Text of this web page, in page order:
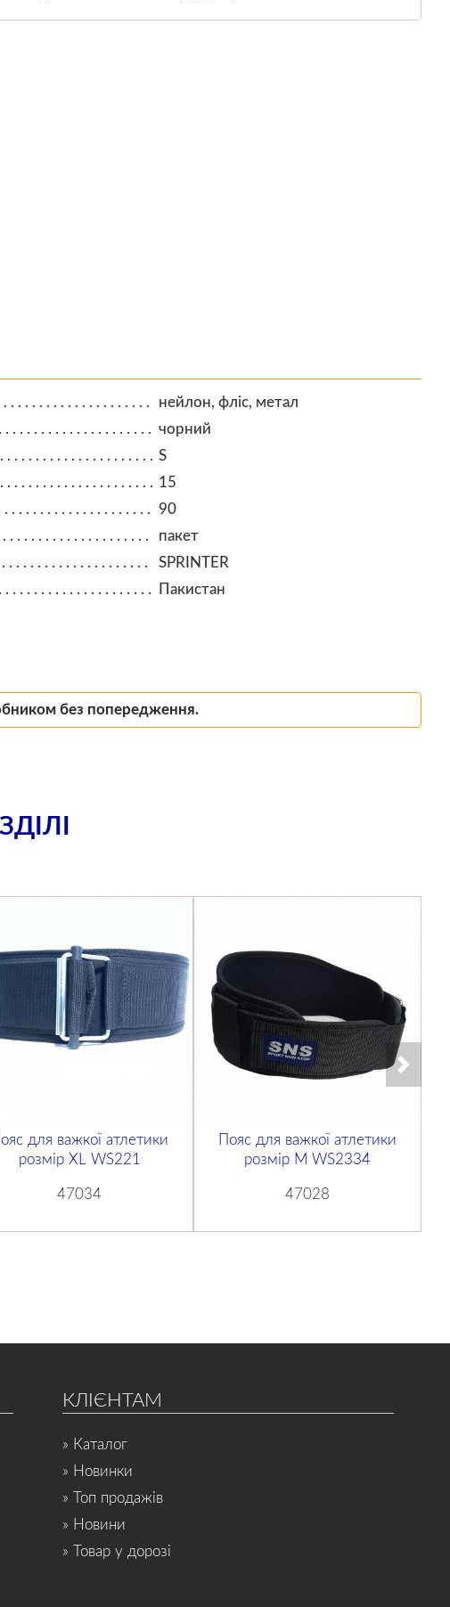
нейлон, фліс, метал
чорний
S
15
90
пакет
SPRINTER
Пакистан
без попередження.
для важкої атлетики
розмір XL WS221
47034
Пояс для важкої атлетики
розмір М WS2334
47028
КЛІЄНТАМ
» Каталог
» Новинки
» Топ продажів
» Новини
» Товар у дорозі